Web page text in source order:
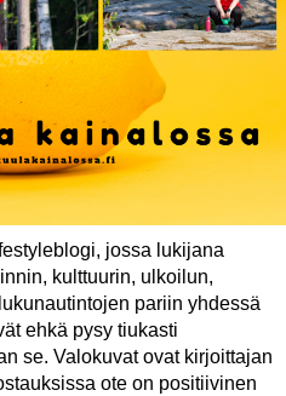
jossa lukijana
kulttuurin, ulkoilun,
pariin yhdessä
ehkä pysy tiukasti
se. Valokuvat ovat kirjoittajan
ote on positiivinen